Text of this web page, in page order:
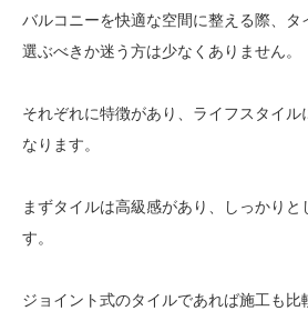
バルコニーを快適な空間に整える際、タ
選ぶべきか迷う方は少なくありません。
それぞれに特徴があり、ライフスタイ
なります。
まずタイルは高級感があり、しっかり
す。
ジョイント式のタイルであれば施工も比